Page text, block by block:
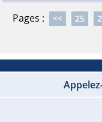
Pages : << 25